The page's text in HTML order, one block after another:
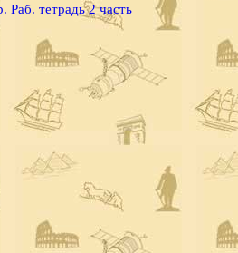
Раб. тетрадь 2 часть